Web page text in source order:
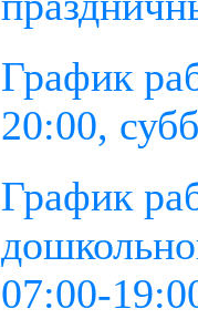
График
20:00,
График
07:00-